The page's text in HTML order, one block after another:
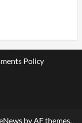
Policy
by AF themes.